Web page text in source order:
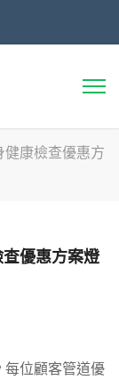
康檢查優惠方
優惠方案燈
每位顧客管道優